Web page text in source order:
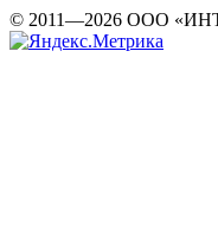
© 2011—2026 ООО